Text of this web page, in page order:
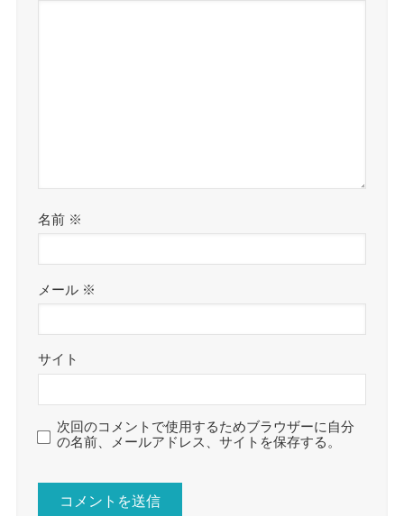
名前 ※
メール ※
サイト
次回のコメントで使用するためブラウザーに自分
の名前、メールアドレス、サイトを保存する。